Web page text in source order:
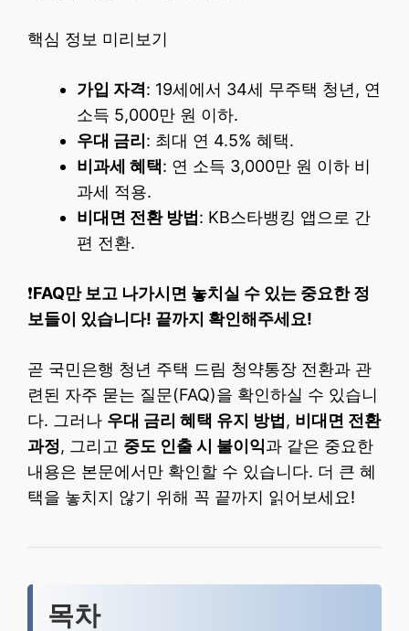
핵심 정보 미리보기
가입 자격: 19세에서 34세 무주택 청년, 연
소득 5,000만 원 이하.
우대 금리 : 최대 연 4.5% 혜택.
비과세 혜택: 연 소득 3,000만 원 이하 비
과세 적용.
비대면 전환 방법 : KB스타뱅킹 앱으로 간
편 전환.
❗FAQ만 보고 나가시면 놓치실 수 있는 중요한 정
보들이 있습니다! 끝까지 확인해주세요!
곧 국민은행 청년 주택 드림 청약통장 전환과 관
련된 자주 묻는 질문(FAQ)을 확인하실 수 있습니
다. 그러나 우대 금리 혜택 유지 방법 , 비대면 전환
과정, 그리고 중도 인출 시 불이익과 같은 중요한
내용은 본문에서만 확인할 수 있습니다. 더 큰 혜
택을 놓치지 않기 위해 꼭 끝까지 읽어보세요!
목차